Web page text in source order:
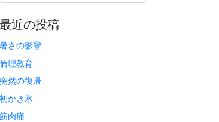
最近の投稿
暑さの影響
倫理教育
突然の復帰
初かき氷
筋肉痛